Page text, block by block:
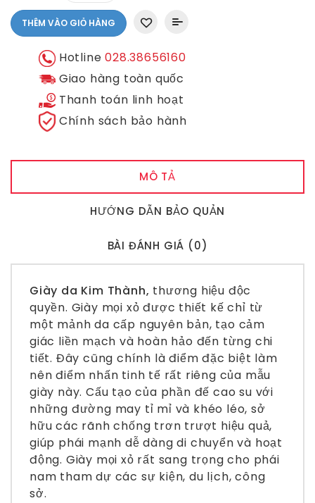
THÊM VÀO GIỎ HÀNG
Hotline028.38656160
Giao hàng toàn quốc
Thanh toán linh hoạt
Chính sách bảo hành
MÔ TẢ
HƯỚNG DẪN BẢO QUẢN
BÀI ĐÁNH GIÁ (0)
Giày da Kim Thành, thương hiệu độc
quyền. Giày mọi xỏ được thiết kế chỉ từ
một mảnh da cấp nguyên bản, tạo cảm
giác liền mạch và hoàn hảo đến từng chi
tiết. Đây cũng chính là điểm đặc biệt làm
nên điểm nhấn tinh tế rất riêng của mẫu
giày này. Cấu tạo của phần đế cao su với
những đường may tỉ mỉ và khéo léo, sở
hữu các rãnh chống trơn trượt hiệu quả,
giúp phái mạnh dễ dàng di chuyển và hoạt
động. Giày mọi xỏ rất sang trọng cho phái
nam tham dự các sự kiện, du lịch, công
sở.